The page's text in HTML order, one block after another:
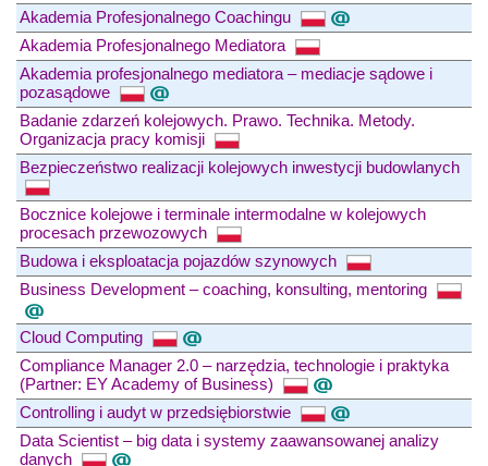
Akademia Profesjonalnego Coachingu
Akademia Profesjonalnego Mediatora
Akademia profesjonalnego mediatora – mediacje sądowe i
pozasądowe
Badanie zdarzeń kolejowych. Prawo. Technika. Metody.
Organizacja pracy komisji
Bezpieczeństwo realizacji kolejowych inwestycji budowlanych
Bocznice kolejowe i terminale intermodalne w kolejowych
procesach przewozowych
Budowa i eksploatacja pojazdów szynowych
Business Development – coaching, konsulting, mentoring
Cloud Computing
Compliance Manager 2.0 – narzędzia, technologie i praktyka
(Partner: EY Academy of Business)
Controlling i audyt w przedsiębiorstwie
Data Scientist – big data i systemy zaawansowanej analizy
danych